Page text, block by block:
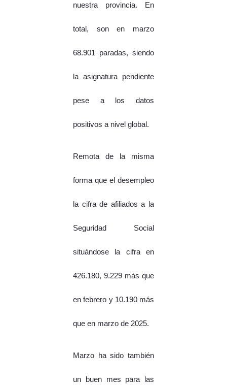
nuestra provincia. En
total, son en marzo
68.901 paradas, siendo
la asignatura pendiente
pese a los datos
positivos a nivel global.
Remota de la misma
forma que el desempleo
la cifra de afiliados a la
Seguridad Social
situándose la cifra en
426.180, 9.229 más que
en febrero y 10.190 más
que en marzo de 2025.
Marzo ha sido también
un buen mes para las